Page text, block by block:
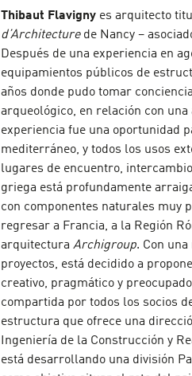
Thibaut Flavigny es arquitecto
d’Architecture de Nancy –
Después de una experiencia en
equipamientos públicos de
años donde pudo tomar
arqueológico, en relación con
experiencia fue una oportunidad
mediterráneo, y todos los usos
lugares de encuentro,
griega está profundamente
con componentes naturales muy
regresar a Francia, a la Región
arquitectura Archigroup. Con
proyectos, está decidido a
creativo, pragmático y
compartida por todos los socios
estructura que ofrece una
Ingeniería de la Construcción y
está desarrollando una división